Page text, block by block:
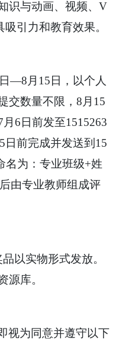
识与动画、视频、V
引力和教育效果。
—8月15日，以个人
交数量不限，8月15
6日前发至1515263
日前完成并发送到15
名为：专业班级+姓
由专业教师组成评
以实物形式发放。
源库。
视为同意并遵守以下